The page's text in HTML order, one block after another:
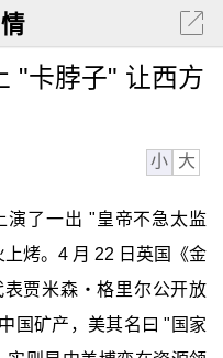
"卡脖子" 让西方
小 大
演了一出 "皇帝不急太监
烤。4 月 22 日英国《金
贾米森・格里尔公开放
国矿产，美其名曰 "国家